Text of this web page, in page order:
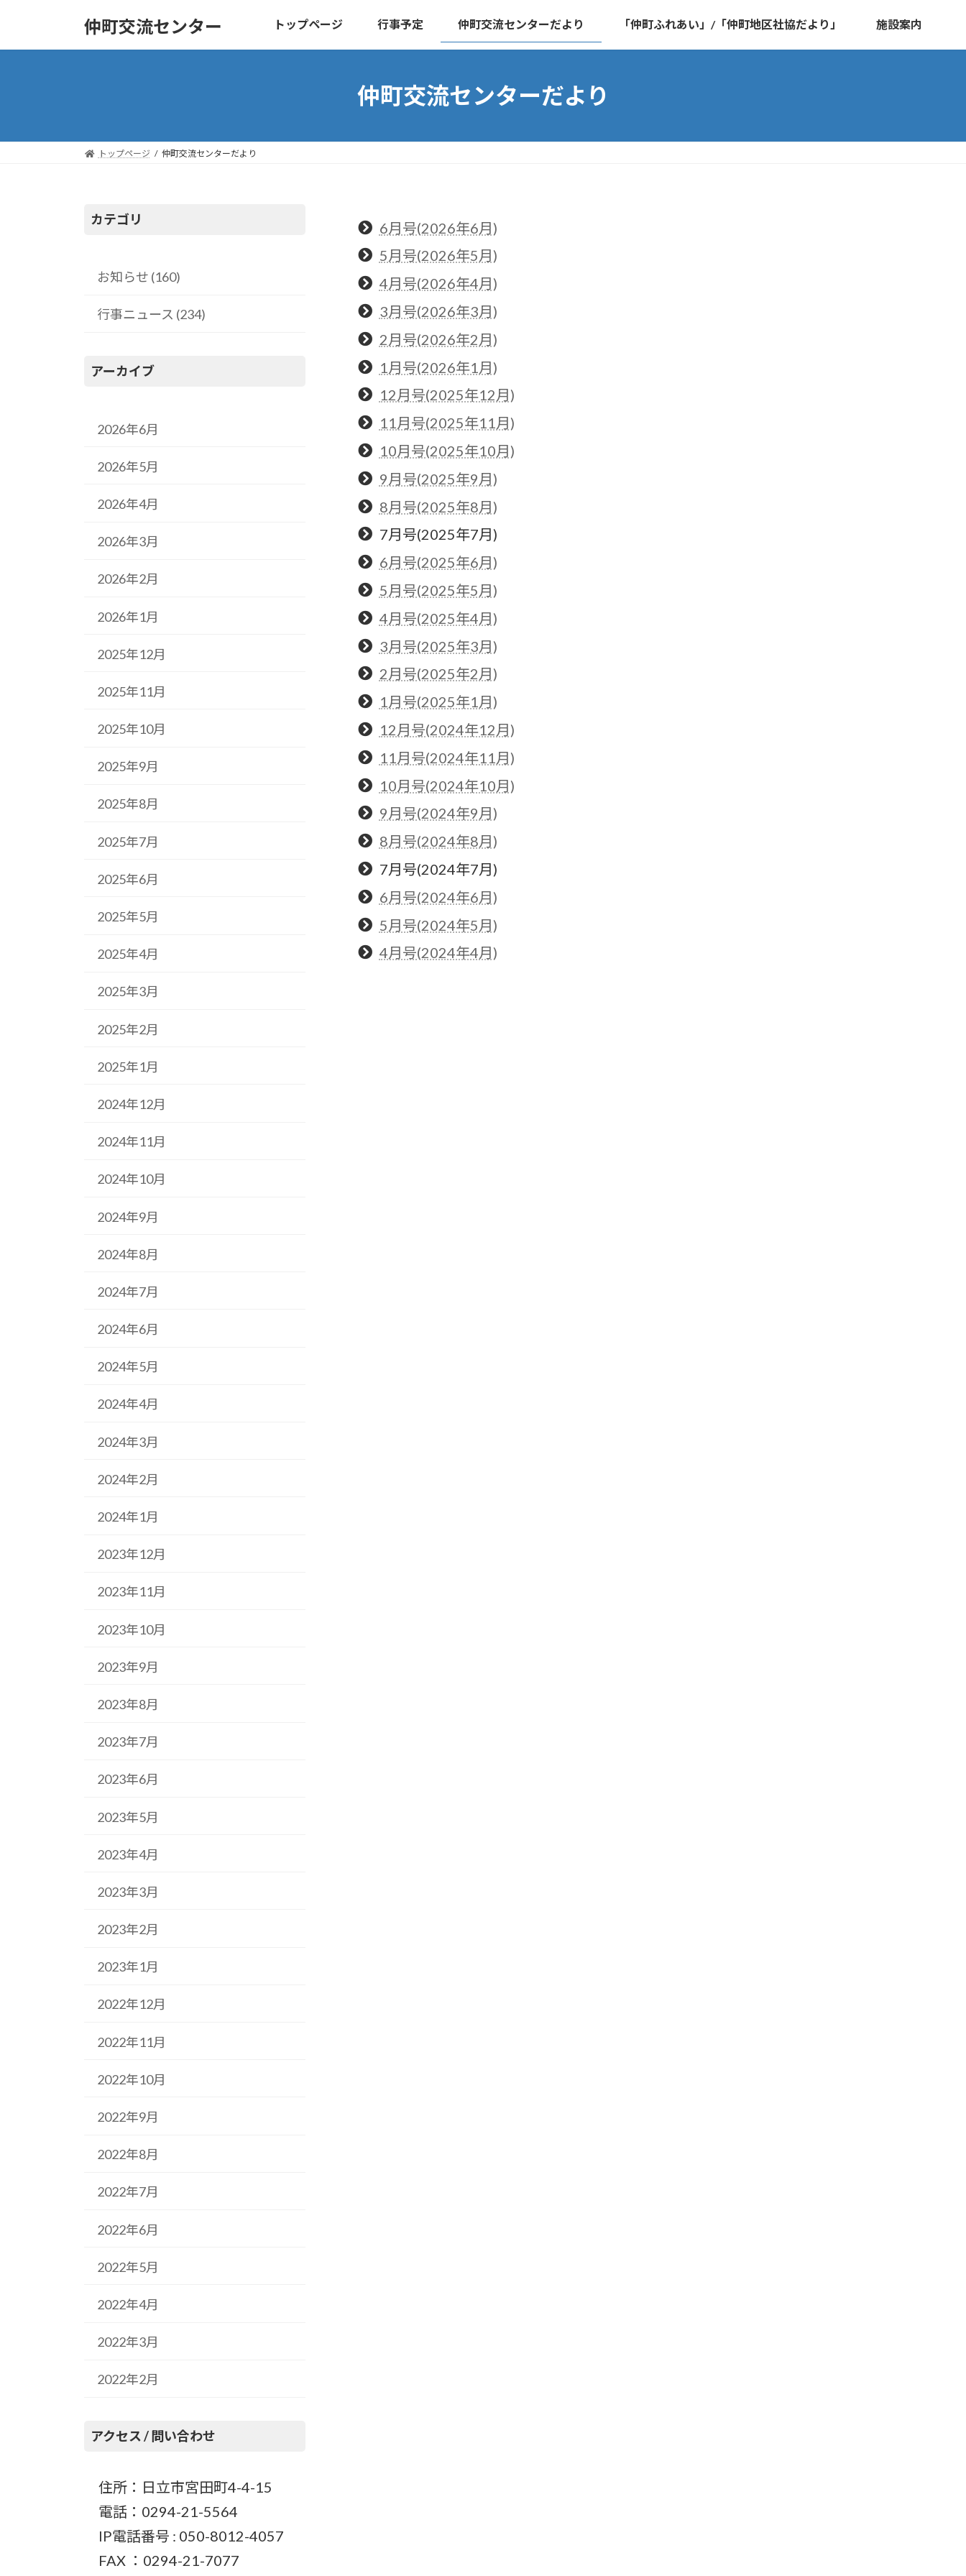
テ
ゲ
仲町交流センター トップページ 行事予定 仲町交流センターだより 「仲町ふれあい」/「仲町地区社協だより」 施設案内
仲町交流センターだより
トップページ 仲町交流センターだより
6月号(2026年6月)
5月号(2026年5月)
4月号(2026年4月)
3月号(2026年3月)
2月号(2026年2月)
1月号(2026年1月)
12月号(2025年12月)
11月号(2025年11月)
10月号(2025年10月)
9月号(2025年9月)
8月号(2025年8月)
7月号(2025年7月)
6月号(2025年6月)
5月号(2025年5月)
4月号(2025年4月)
3月号(2025年3月)
2月号(2025年2月)
1月号(2025年1月)
12月号(2024年12月)
11月号(2024年11月)
10月号(2024年10月)
9月号(2024年9月)
8月号(2024年8月)
7月号(2024年7月)
6月号(2024年6月)
5月号(2024年5月)
4月号(2024年4月)
カテゴリ
お知らせ (160)
行事ニュース (234)
アーカイブ
2026年6月
2026年5月
2026年4月
2026年3月
2026年2月
2026年1月
2025年12月
2025年11月
2025年10月
2025年9月
2025年8月
2025年7月
2025年6月
2025年5月
2025年4月
2025年3月
2025年2月
2025年1月
2024年12月
2024年11月
2024年10月
2024年9月
2024年8月
2024年7月
2024年6月
2024年5月
2024年4月
2024年3月
2024年2月
2024年1月
2023年12月
2023年11月
2023年10月
2023年9月
2023年8月
2023年7月
2023年6月
2023年5月
2023年4月
2023年3月
2023年2月
2023年1月
2022年12月
2022年11月
2022年10月
2022年9月
2022年8月
2022年7月
2022年6月
2022年5月
2022年4月
2022年3月
2022年2月
アクセス / 問い合わせ
住所：日立市宮田町4-4-15
電話：0294-21-5564
IP電話番号 : 050-8012-4057
FAX ：0294-21-7077